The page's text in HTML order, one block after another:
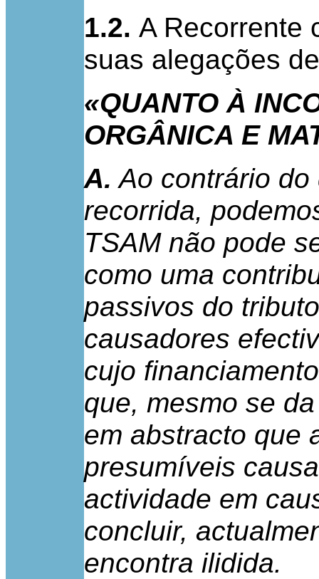
1.2. A Recorrente
suas alegações
«QUANTO À
ORGÂNICA E
A. Ao contrário
recorrida,
TSAM não pode
como uma
passivos do
causadores
cujo
que, mesmo se
em abstracto que
presumíveis
actividade em
concluir,
encontra ilidida.